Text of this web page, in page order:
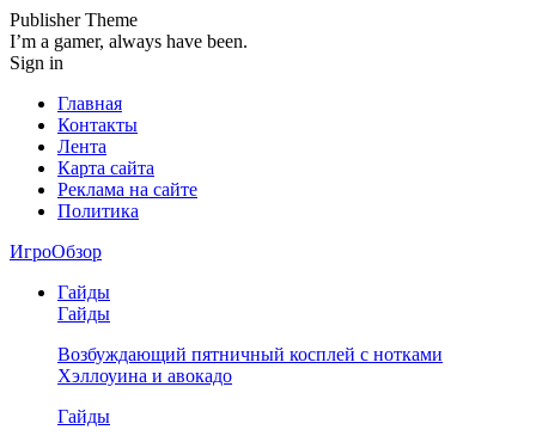
Publisher Theme
I’m a gamer, always have been.
Sign in
Главная
Контакты
Лента
Карта сайта
Реклама на сайте
Политика
ИгроОбзор
Гайды
Гайды
Возбуждающий пятничный косплей с нотками
Хэллоуина и авокадо
Гайды